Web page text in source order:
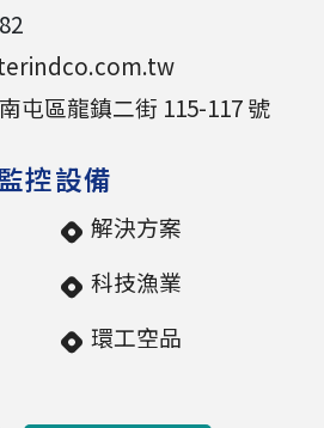
南屯區龍鎮二街 115-117 號
控設備
解決方案
科技漁業
環工空品